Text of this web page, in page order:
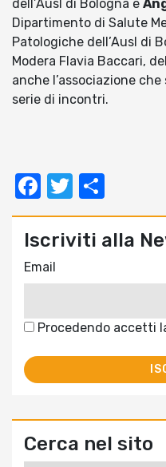
dell’Ausl di Bologna e
Dipartimento di Salute
Patologiche dell’Ausl di
Modera Flavia Baccari,
anche l’associazione
serie di incontri.
Facebook
Twitter
Iscriviti alla
Email
Procedendo accetti
Cerca nel sito